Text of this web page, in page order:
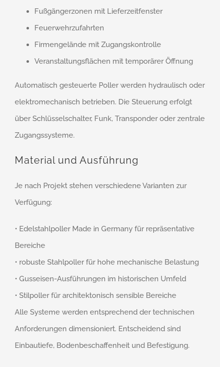
Fußgängerzonen mit Lieferzeitfenster
Feuerwehrzufahrten
Firmengelände mit Zugangskontrolle
Veranstaltungsflächen mit temporärer Öffnung
Automatisch gesteuerte Poller werden hydraulisch oder
elektromechanisch betrieben. Die Steuerung erfolgt
über Schlüsselschalter, Funk, Transponder oder zentrale
Zugangssysteme.
Material und Ausführung
Je nach Projekt stehen verschiedene Varianten zur
Verfügung:
• Edelstahlpoller Made in Germany für repräsentative
Bereiche
• robuste Stahlpoller für hohe mechanische Belastung
• Gusseisen-Ausführungen im historischen Umfeld
• Stilpoller für architektonisch sensible Bereiche
Alle Systeme werden entsprechend der technischen
Anforderungen dimensioniert. Entscheidend sind
Einbautiefe, Bodenbeschaffenheit und Befestigung.